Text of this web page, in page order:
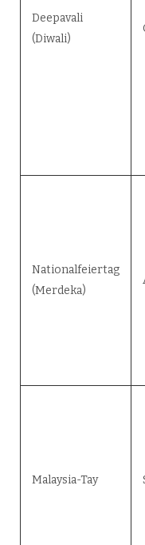
Deepavali
(Diwali)
Nationalfeiertag
(Merdeka)
Malaysia-Tay